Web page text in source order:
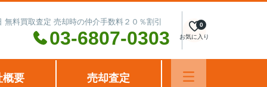
料買取査定 売却時の仲介手数料２０％割引
03-6807-0303 お気に入り
0
概要 売却査定